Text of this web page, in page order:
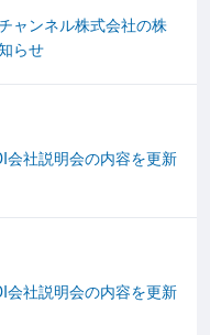
ャンネル株式会社の株
らせ
会社説明会の内容を更新
会社説明会の内容を更新